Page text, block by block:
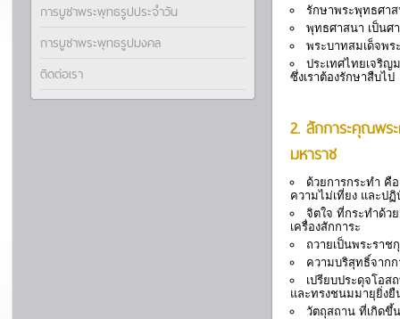
การบูชาพระพุทธรูปประจำวัน
การบูชาพระพุทธรูปมงคล
ติดต่อเรา
รักษาพระพุทธศา
พุทธศาสนา เป็นศ
พระบาทสมเด็จพร
ประเทศไทยเจริ
ซึ่งเราต้องรักษาสืบไป
2. สักการะคุณพร
มหาราช
ด้วยการกระทำ คื
ความไม่เที่ยง และป
จิตใจ ที่กระทำด้ว
เครื่องสักการะ
ถวายเป็นพระรา
ความบริสุทธิ์จาก
เปรียบประดุจโอ
และทรงชนมมายุยิ่งยื
วัตถุสถาน ที่เกิดขึ้